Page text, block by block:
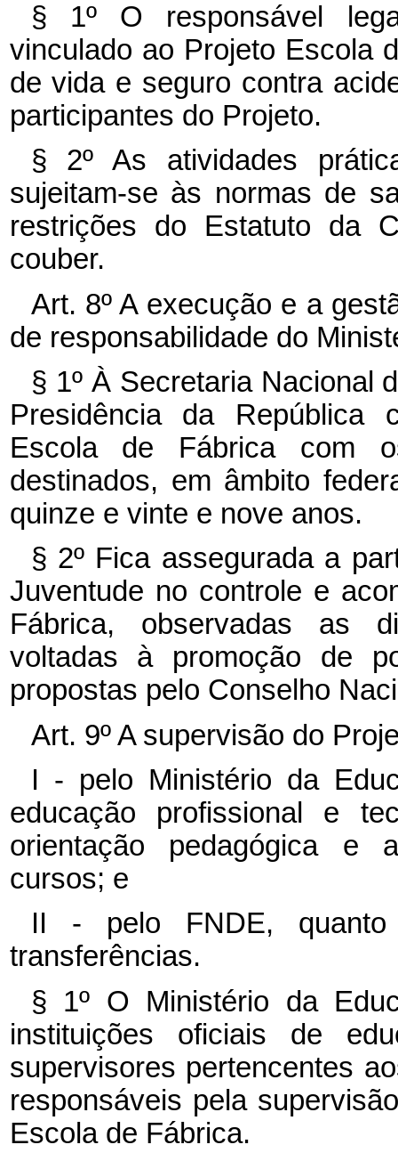
§ 1º O responsável
vinculado ao Projeto Escola
de vida e seguro contra
participantes do Projeto.
§ 2º As atividades
sujeitam-se às normas de
restrições do Estatuto da
couber.
Art. 8º A execução e a
de responsabilidade do
§ 1º À Secretaria Nacional
Presidência da República
Escola de Fábrica com
destinados, em âmbito
quinze e vinte e nove anos.
§ 2º Fica assegurada a
Juventude no controle e
Fábrica, observadas as
voltadas à promoção de
propostas pelo Conselho
Art. 9º A supervisão do
I - pelo Ministério da
educação profissional e
orientação pedagógica e
cursos; e
II - pelo FNDE, quanto
transferências.
§ 1º O Ministério da
instituições oficiais de
supervisores pertencentes
responsáveis pela
Escola de Fábrica.